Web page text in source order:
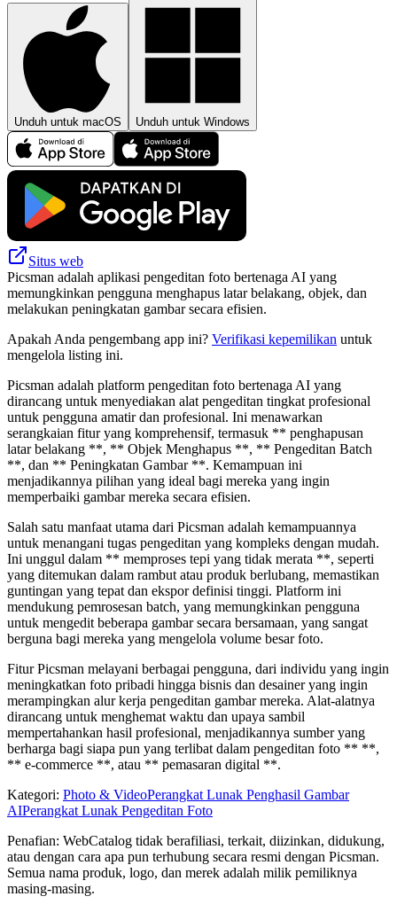
Unduh untuk macOS Unduh untuk Windows
Situs web
Picsman adalah aplikasi pengeditan foto bertenaga AI yang
memungkinkan pengguna menghapus latar belakang, objek, dan
melakukan peningkatan gambar secara efisien.
Apakah Anda pengembang app ini? Verifikasi kepemilikan untuk
mengelola listing ini.
Picsman adalah platform pengeditan foto bertenaga AI yang
dirancang untuk menyediakan alat pengeditan tingkat profesional
untuk pengguna amatir dan profesional. Ini menawarkan
serangkaian fitur yang komprehensif, termasuk ** penghapusan
latar belakang **, ** Objek Menghapus **, ** Pengeditan Batch
**, dan ** Peningkatan Gambar **. Kemampuan ini
menjadikannya pilihan yang ideal bagi mereka yang ingin
memperbaiki gambar mereka secara efisien.
Salah satu manfaat utama dari Picsman adalah kemampuannya
untuk menangani tugas pengeditan yang kompleks dengan mudah.
Ini unggul dalam ** memproses tepi yang tidak merata **, seperti
yang ditemukan dalam rambut atau produk berlubang, memastikan
guntingan yang tepat dan ekspor definisi tinggi. Platform ini
mendukung pemrosesan batch, yang memungkinkan pengguna
untuk mengedit beberapa gambar secara bersamaan, yang sangat
berguna bagi mereka yang mengelola volume besar foto.
Fitur Picsman melayani berbagai pengguna, dari individu yang ingin
meningkatkan foto pribadi hingga bisnis dan desainer yang ingin
merampingkan alur kerja pengeditan gambar mereka. Alat-alatnya
dirancang untuk menghemat waktu dan upaya sambil
mempertahankan hasil profesional, menjadikannya sumber yang
berharga bagi siapa pun yang terlibat dalam pengeditan foto ** **,
** e-commerce **, atau ** pemasaran digital **.
Kategori: Photo & VideoPerangkat Lunak Penghasil Gambar
AIPerangkat Lunak Pengeditan Foto
Penafian: WebCatalog tidak berafiliasi, terkait, diizinkan, didukung,
atau dengan cara apa pun terhubung secara resmi dengan Picsman.
Semua nama produk, logo, dan merek adalah milik pemiliknya
masing-masing.